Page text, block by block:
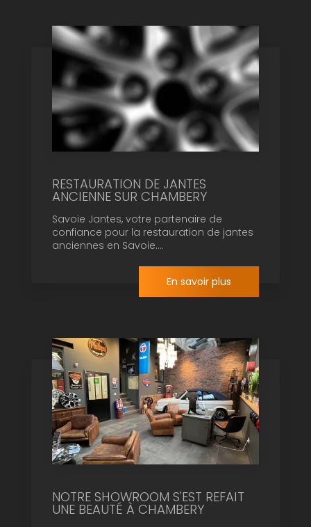
RESTAURATION DE JANTES
ANCIENNE SUR CHAMBERY
Savoie Jantes, votre partenaire de
confiance pour la restauration de jantes
anciennes en Savoie....
En savoir plus
NOTRE SHOWROOM S'EST REFAIT
UNE BEAUTÉ À CHAMBERY